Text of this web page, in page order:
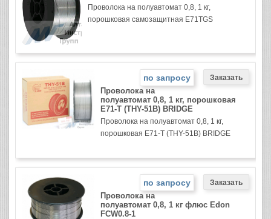
Проволока на полуавтомат 0,8, 1 кг,
порошковая самозащитная E71TGS
по запросу
Проволока на
полуавтомат 0,8, 1 кг, порошковая
E71-T (THY-51B) BRIDGE
Проволока на полуавтомат 0,8, 1 кг,
порошковая E71-T (THY-51B) BRIDGE
по запросу
Проволока на
полуавтомат 0,8, 1 кг флюс Edon
FCW0.8-1